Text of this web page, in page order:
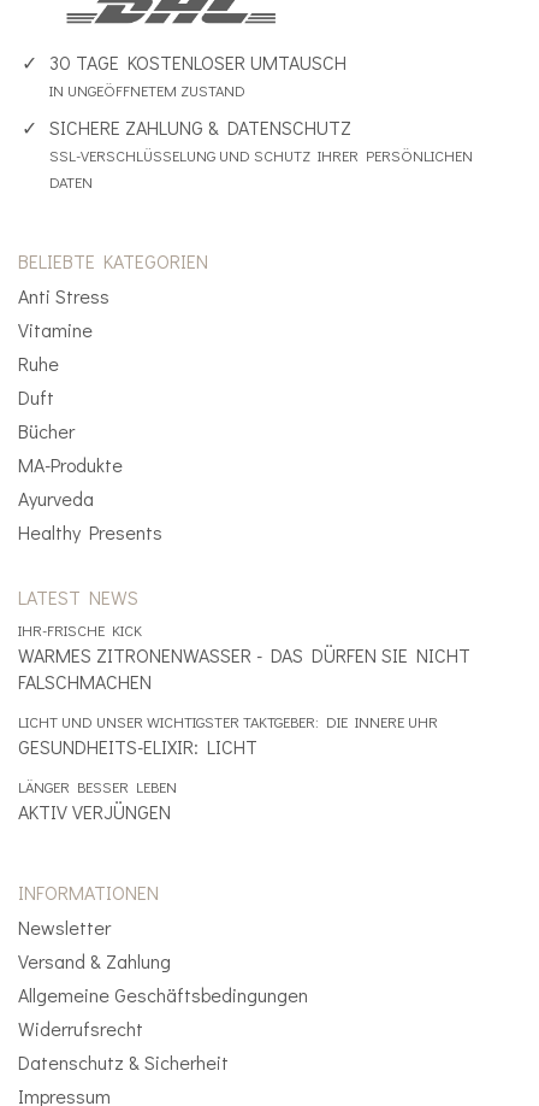
30 TAGE KOSTENLOSER UMTAUSCH
IN UNGEÖFFNETEM ZUSTAND
SICHERE ZAHLUNG & DATENSCHUTZ
SSL-VERSCHLÜSSELUNG UND SCHUTZ IHRER PERSÖNLICHEN
DATEN
BELIEBTE KATEGORIEN
Anti Stress
Vitamine
Ruhe
Duft
Bücher
MA-Produkte
Ayurveda
Healthy Presents
LATEST NEWS
IHR-FRISCHE KICK
WARMES ZITRONENWASSER - DAS DÜRFEN SIE NICHT
FALSCHMACHEN
LICHT UND UNSER WICHTIGSTER TAKTGEBER: DIE INNERE UHR
GESUNDHEITS-ELIXIR: LICHT
LÄNGER BESSER LEBEN
AKTIV VERJÜNGEN
INFORMATIONEN
Newsletter
Versand & Zahlung
Allgemeine Geschäftsbedingungen
Widerrufsrecht
Datenschutz & Sicherheit
Impressum